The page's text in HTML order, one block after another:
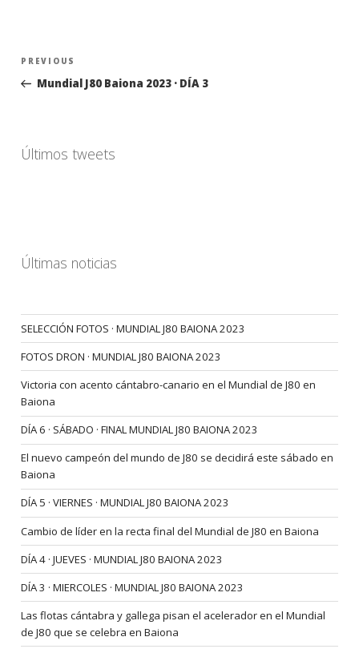
Navegación
entradas
Previous
Post
PREVIOUS
Mundial J80 Baiona 2023 · DÍA 3
Últimos tweets
Últimas noticias
SELECCIÓN FOTOS · MUNDIAL J80 BAIONA 2023
FOTOS DRON · MUNDIAL J80 BAIONA 2023
Victoria con acento cántabro-canario en el Mundial de J80 en
Baiona
DÍA 6 · SÁBADO · FINAL MUNDIAL J80 BAIONA 2023
El nuevo campeón del mundo de J80 se decidirá este sábado en
Baiona
DÍA 5 · VIERNES · MUNDIAL J80 BAIONA 2023
Cambio de líder en la recta final del Mundial de J80 en Baiona
DÍA 4 · JUEVES · MUNDIAL J80 BAIONA 2023
DÍA 3 · MIERCOLES · MUNDIAL J80 BAIONA 2023
Las flotas cántabra y gallega pisan el acelerador en el Mundial
de J80 que se celebra en Baiona